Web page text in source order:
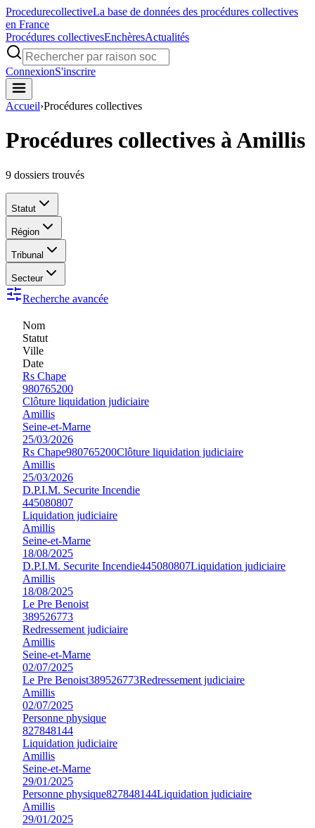
ProcedurecollectiveLa base de données des procédures collectives
en France
Procédures collectivesEnchèresActualités
ConnexionS'inscrire
Accueil›Procédures collectives
Procédures collectives à Amillis
9 dossiers trouvés
Statut
Région
Tribunal
Secteur
Recherche avancée
Nom
Statut
Ville
Date
Rs Chape
980765200
Clôture liquidation judiciaire
Amillis
Seine-et-Marne
25/03/2026
Rs Chape980765200Clôture liquidation judiciaire
Amillis
25/03/2026
D.P.I.M. Securite Incendie
445080807
Liquidation judiciaire
Amillis
Seine-et-Marne
18/08/2025
D.P.I.M. Securite Incendie445080807Liquidation judiciaire
Amillis
18/08/2025
Le Pre Benoist
389526773
Redressement judiciaire
Amillis
Seine-et-Marne
02/07/2025
Le Pre Benoist389526773Redressement judiciaire
Amillis
02/07/2025
Personne physique
827848144
Liquidation judiciaire
Amillis
Seine-et-Marne
29/01/2025
Personne physique827848144Liquidation judiciaire
Amillis
29/01/2025